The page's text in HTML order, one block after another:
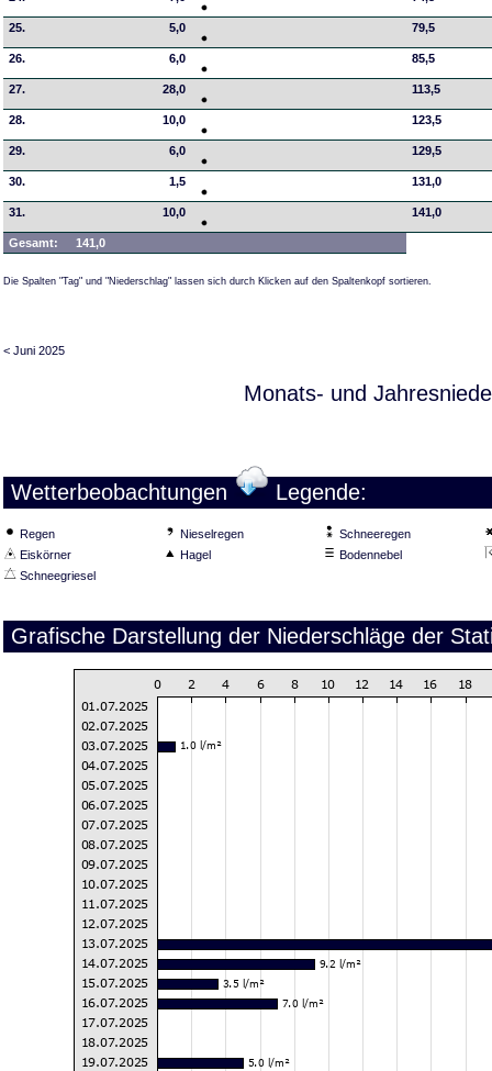
25. 5,0 79,5
26. 6,0 85,5
27. 28,0 113,5
28. 10,0 123,5
29. 6,0 129,5
30. 1,5 131,0
31. 10,0 141,0
Gesamt: 141,0
Die Spalten "Tag" und "Niederschlag" lassen sich durch Klicken auf den Spaltenkopf sortieren.
< Juni 2025
Monats- und
Wetterbeobachtungen Legende:
Regen Nieselregen
Schneeregen
Eiskörner
Hagel
Bodennebel
Schneegriesel
Grafische Darstellung der Niederschläge der